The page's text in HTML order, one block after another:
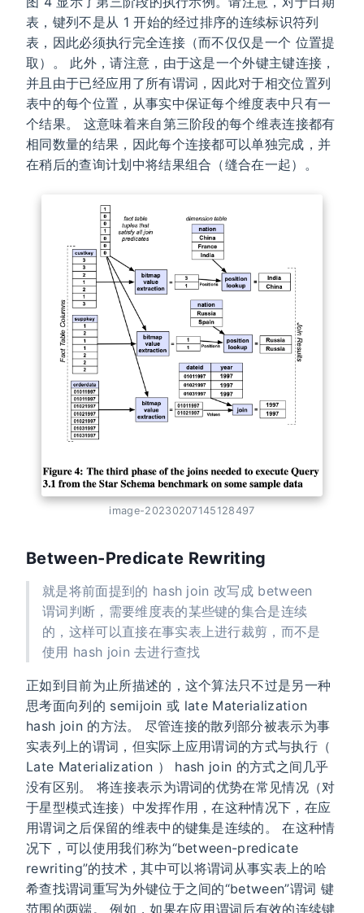
表，键列不是从 1 开始的经过排序的连续标识符列
表，因此必须执行完全连接（而不仅仅是一个 位置提
取）。 此外，请注意，由于这是一个外键主键连接，
并且由于已经应用了所有谓词，因此对于相交位置列
表中的每个位置，从事实中保证每个维度表中只有一
个结果。 这意味着来自第三阶段的每个维表连接都有
相同数量的结果，因此每个连接都可以单独完成，并
在稍后的查询计划中将结果组合（缝合在一起）。
image-20230207145128497
Between-Predicate Rewriting
就是将前面提到的 hash join 改写成 between
谓词判断，需要维度表的某些键的集合是连续
的，这样可以直接在事实表上进行裁剪，而不是
使用 hash join 去进行查找
正如到目前为止所描述的，这个算法只不过是另一种
思考面向列的 semijoin 或 late Materialization
hash join 的方法。 尽管连接的散列部分被表示为事
实表列上的谓词，但实际上应用谓词的方式与执行（
Late Materialization ） hash join 的方式之间几乎
没有区别。 将连接表示为谓词的优势在常见情况（对
于星型模式连接）中发挥作用，在这种情况下，在应
用谓词之后保留的维表中的键集是连续的。 在这种情
况下，可以使用我们称为“between-predicate
rewriting”的技术，其中可以将谓词从事实表上的哈
希查找谓词重写为外键位于之间的“between”谓词 键
范围的两端。 例如，如果在应用谓词后有效的连续键